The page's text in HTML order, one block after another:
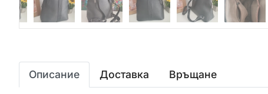
Описание Доставка Връщане